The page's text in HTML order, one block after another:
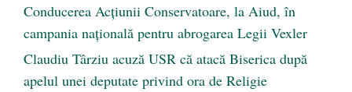
Conducerea Acțiunii Conservatoare, la Aiud, în
campania națională pentru abrogarea Legii Vexler
Claudiu Târziu acuză USR că atacă Biserica după
apelul unei deputate privind ora de Religie